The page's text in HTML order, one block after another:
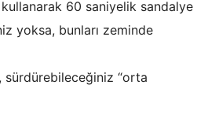
60 saniyelik sandalye
yoksa, bunları zeminde
sürdürebileceğiniz “orta